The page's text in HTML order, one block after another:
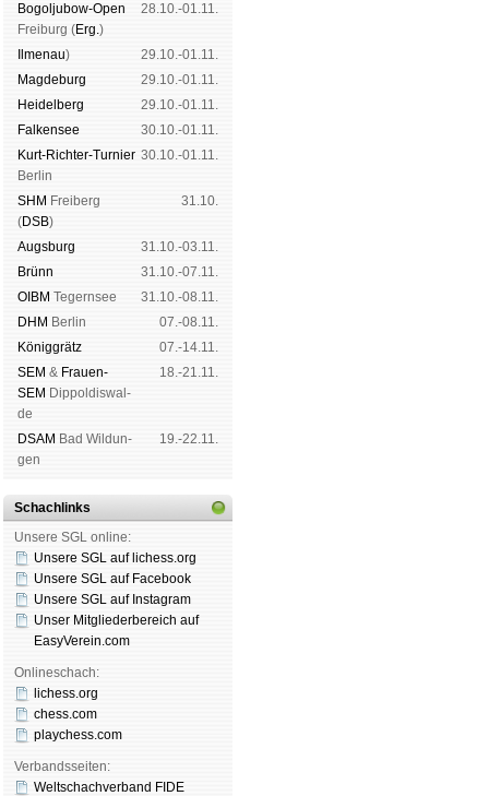
Bogoljubow-Open
Frei­burg (Erg.)
28.10.-01.11.
Il­me­nau)
29.10.-01.11.
Mag­de­burg
29.10.-01.11.
Hei­del­berg
29.10.-01.11.
Fal­ken­see
30.10.-01.11.
Kurt-Rich­ter-Tur­nier
Ber­lin
30.10.-01.11.
SHM Frei­berg
(DSB)
31.10.
Augs­burg
31.10.-03.11.
Brünn
31.10.-07.11.
OIBM Tegern­see
31.10.-08.11.
DHM Ber­lin
07.-08.11.
König­grätz
07.-14.11.
SEM & Frauen-
SEM Dip­pol­dis­wal­
de
18.-21.11.
DSAM Bad Wil­dun­
gen
19.-22.11.
Schachlinks
Unsere SGL online:
Unsere SGL auf li­chess.org
Unsere SGL auf Face­book
Unsere SGL auf Insta­gram
Unser Mitgliederbereich auf
EasyVerein.com
Onlineschach:
lichess.org
chess.com
playchess.com
Verbandsseiten:
Weltschachverband FIDE